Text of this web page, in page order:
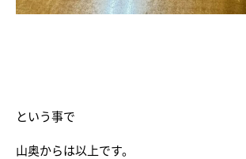
という事で
山奥からは以上です。